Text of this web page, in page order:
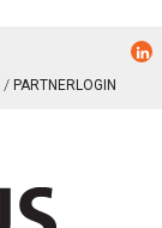
PARTNERLOGIN